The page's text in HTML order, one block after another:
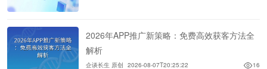
2026年APP推广新策略：免费高效获客方法全
解析
企谈长生 原创 2026-08-07T20:25:22 16